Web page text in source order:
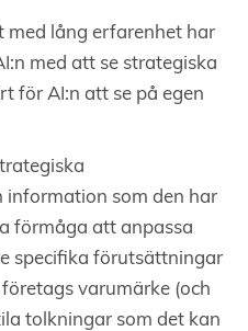
med lång erfarenhet har
med att se strategiska
för AI:n att se på egen
information som den har
förmåga att anpassa
specifika förutsättningar
varumärke (och
tolkningar som det kan